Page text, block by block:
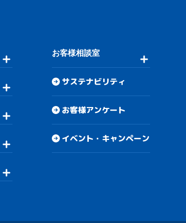
お客様相談室
サステナビリティ
お客様アンケート
イベント・キャンペーン